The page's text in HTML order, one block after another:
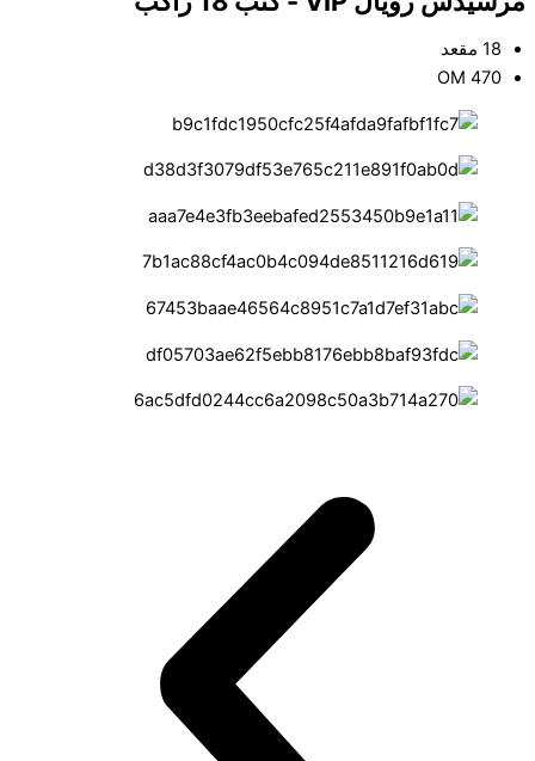
18 مقعد
OM 470